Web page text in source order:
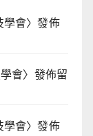
學會〉發佈
會〉發佈留
學會〉發佈